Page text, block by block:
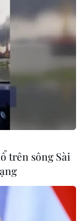
KHÚC THANH
trên sông Sài